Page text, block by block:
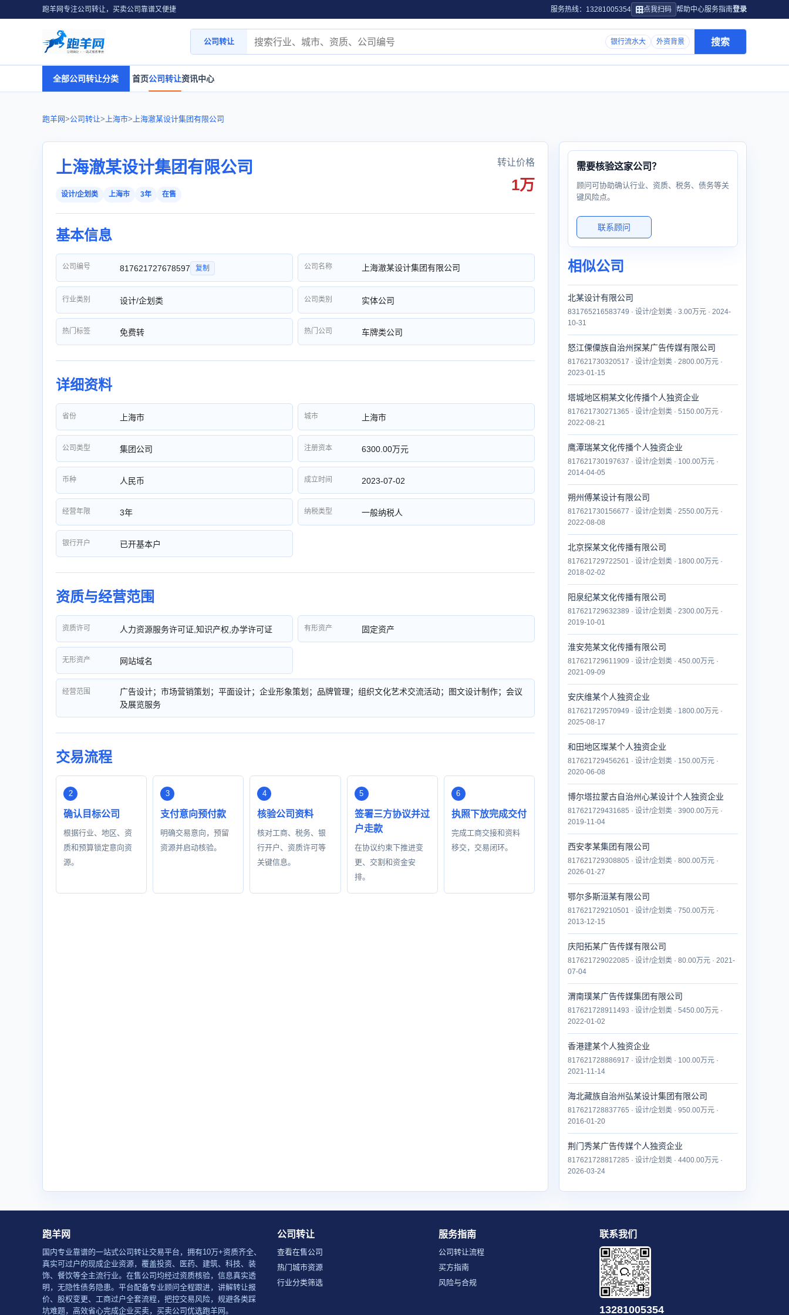
跑羊网专注公司转让，买卖公司靠谱又便捷 服务热线：13281005354 点我扫码 帮助中心服务指南登录
公司转让 银行流水大 外资背景 搜索
全部公司转让分类 首页公司转让资讯中心
跑羊网>公司转让> 上海市> 上海澈某设计集团有限公司
上海澈某设计集团有限公司
设计/企划类 上海市 3年 在售
转让价格
1万
基本信息
公司编号 817621727678597 复制 公司名称 上海澈某设计集团有限公司
行业类别 设计/企划类 公司类别 实体公司
热门标签 免费转 热门公司 车牌类公司
详细资料
省份 上海市 城市 上海市
公司类型 集团公司 注册资本 6300.00万元
币种 人民币 成立时间 2023-07-02
经营年限 3年 纳税类型 一般纳税人
银行开户 已开基本户
资质与经营范围
资质许可 人力资源服务许可证,知识产权,办学许可证 有形资产 固定资产
无形资产 网站域名
经营范围
广告设计；市场营销策划；平面设计；企业形象策划；品牌管理；组织文化艺术交流活动；图文设计制作；会议
及展览服务
交易流程
确认目标公司
根据行业、地区、资
质和预算锁定意向资
源。
支付意向预付款
明确交易意向，预留
资源并启动核验。
核验公司资料
核对工商、税务、银
行开户、资质许可等
关键信息。
签署三方协议并过
户走款
在协议约束下推进变
更、交割和资金安
排。
执照下放完成交付
完成工商交接和资料
移交，交易闭环。
需要核验这家公司？
顾问可协助确认行业、资质、税务、债务等关
键风险点。
联系顾问
相似公司
北某设计有限公司
831765216583749 · 设计/企划类 · 3.00万元 · 2024-
10-31
怒江傈僳族自治州探某广告传媒有限公司
817621730320517 · 设计/企划类 · 2800.00万元 ·
2023-01-15
塔城地区桐某文化传播个人独资企业
817621730271365 · 设计/企划类 · 5150.00万元 ·
2022-08-21
鹰潭瑞某文化传播个人独资企业
817621730197637 · 设计/企划类 · 100.00万元 ·
2014-04-05
朔州傅某设计有限公司
817621730156677 · 设计/企划类 · 2550.00万元 ·
2022-08-08
北京探某文化传播有限公司
817621729722501 · 设计/企划类 · 1800.00万元 ·
2018-02-02
阳泉纪某文化传播有限公司
817621729632389 · 设计/企划类 · 2300.00万元 ·
2019-10-01
淮安苑某文化传播有限公司
817621729611909 · 设计/企划类 · 450.00万元 ·
2021-09-09
安庆维某个人独资企业
817621729570949 · 设计/企划类 · 1800.00万元 ·
2025-08-17
和田地区璨某个人独资企业
817621729456261 · 设计/企划类 · 150.00万元 ·
2020-06-08
博尔塔拉蒙古自治州心某设计个人独资企业
817621729431685 · 设计/企划类 · 3900.00万元 ·
2019-11-04
西安孝某集团有限公司
817621729308805 · 设计/企划类 · 800.00万元 ·
2026-01-27
鄂尔多斯洹某有限公司
817621729210501 · 设计/企划类 · 750.00万元 ·
2013-12-15
庆阳拓某广告传媒有限公司
817621729022085 · 设计/企划类 · 80.00万元 · 2021-
07-04
渭南璞某广告传媒集团有限公司
817621728911493 · 设计/企划类 · 5450.00万元 ·
2022-01-02
香港建某个人独资企业
817621728886917 · 设计/企划类 · 100.00万元 ·
2021-11-14
海北藏族自治州弘某设计集团有限公司
817621728837765 · 设计/企划类 · 950.00万元 ·
2016-01-20
荆门秀某广告传媒个人独资企业
817621728817285 · 设计/企划类 · 4400.00万元 ·
2026-03-24
跑羊网
国内专业靠谱的一站式公司转让交易平台，拥有10万+资质齐全、
真实可过户的现成企业资源，覆盖投资、医药、建筑、科技、装
饰、餐饮等全主流行业。在售公司均经过资质核验，信息真实透
明，无隐性债务隐患。平台配备专业顾问全程跟进，讲解转让报
价、股权变更、工商过户全套流程，把控交易风险，规避各类踩
坑难题，高效省心完成企业买卖，买卖公司优选跑羊网。
公司转让
查看在售公司
热门城市资源
行业分类筛选
服务指南
公司转让流程
买方指南
风险与合规
联系我们
13281005354